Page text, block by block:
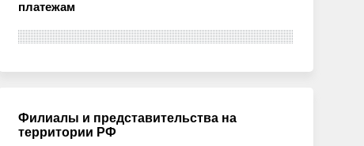
платежам
Филиалы и представительства на
территории РФ